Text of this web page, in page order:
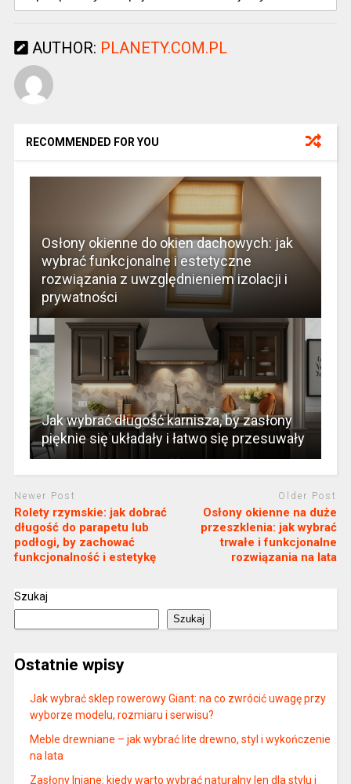
AUTHOR: PLANETY.COM.PL
RECOMMENDED FOR YOU
Osłony okienne do okien dachowych: jak
wybrać funkcjonalne i estetyczne
rozwiązania z uwzględnieniem izolacji i
prywatności
Jak wybrać długość karnisza, by zasłony
pięknie się układały i łatwo się przesuwały
Newer Post
Rolety rzymskie: jak dobrać
długość do parapetu lub
podłogi, by zachować
funkcjonalność i estetykę
Older Post
Osłony okienne na duże
przeszklenia: jak wybrać
trwałe i funkcjonalne
rozwiązania na lata
Szukaj
Szukaj
Ostatnie wpisy
Jak wybrać sklep rowerowy Giant: na co zwrócić uwagę przy
wyborze modelu, rozmiaru i serwisu?
Meble drewniane – jak wybrać lite drewno, styl i wykończenie
na lata
Zasłony lniane: kiedy warto wybrać naturalny len dla stylu i